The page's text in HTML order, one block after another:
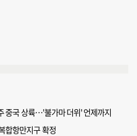
중국 상륙…'불가마 더위' 언제까지
합항만지구 확정